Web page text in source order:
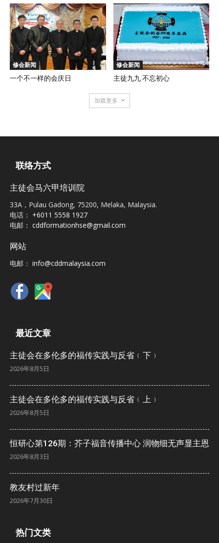
修会新闻
一个不一样的会庆日
修会新闻
主徒九九 不忘初心
加载更多
联络方式
主徒会马六甲培训院
33A，Pulau Gadong, 75200, Melaka, Malaysia.
电话： +6011 5558 1927
电邮： cddformationhse@gmail.com
网站
电邮： info@cddmalaysia.com
最近文章
主徒会在多伦多的福传实践与反省﹙下﹚
2026年8月5日
主徒会在多伦多的福传实践与反省﹙上﹚
2026年8月5日
恒研心第126期：芥子福音传播中心 润物细无声显主恩
2026年8月3日
教友村过新年
2026年7月30日
热门文类